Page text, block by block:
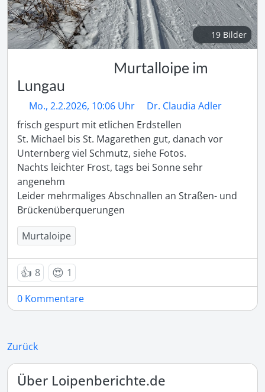
19 Bilder
Murtalloipe im
Lungau
Mo., 2.2.2026, 10:06 Uhr
Dr. Claudia Adler
frisch gespurt mit etlichen Erdstellen
St. Michael bis St. Magarethen gut, danach vor
Unternberg viel Schmutz, siehe Fotos.
Nachts leichter Frost, tags bei Sonne sehr
angenehm
Leider mehrmaliges Abschnallen an Straßen- und
Brückenüberquerungen
Murtaloipe
👍 8 😍 1
0 Kommentare
Zurück
Über Loipenberichte.de